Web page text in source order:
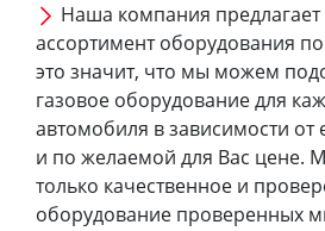
Наша компания
ассортимент оборудования
это значит, что мы можем
газовое оборудование для
автомобиля в зависимости от
и по желаемой для Вас цене.
только качественное и
оборудование проверенных